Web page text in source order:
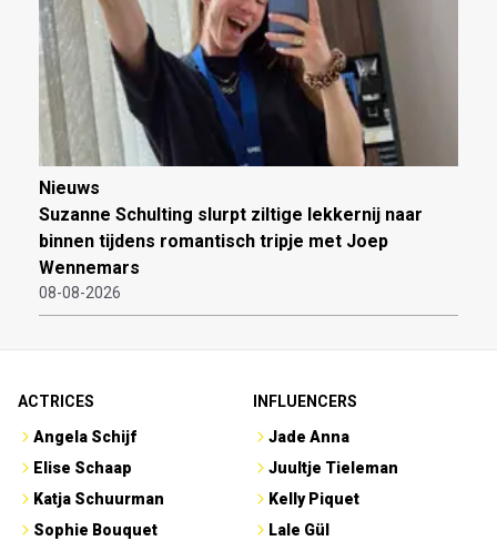
Nieuws
Suzanne Schulting slurpt ziltige lekkernij naar
binnen tijdens romantisch tripje met Joep
Wennemars
08-08-2026
ACTRICES
Angela Schijf
Elise Schaap
Katja Schuurman
Sophie Bouquet
INFLUENCERS
Jade Anna
Juultje Tieleman
Kelly Piquet
Lale Gül